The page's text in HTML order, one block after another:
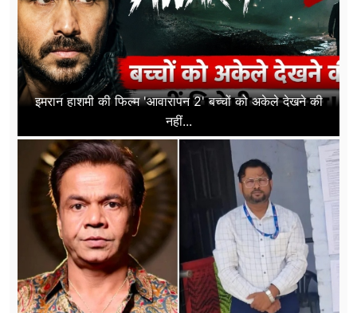
इमरान हाशमी की फिल्म 'आवारापन 2' बच्चों को अकेले देखने की
नहीं...